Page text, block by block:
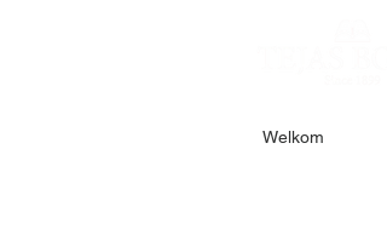
Welkom